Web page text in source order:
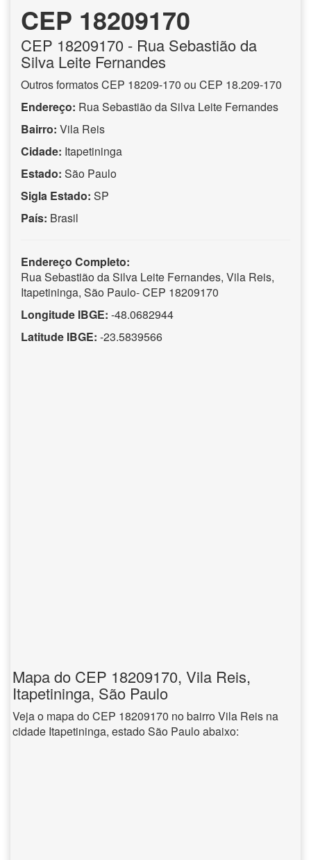
CEP 18209170
CEP 18209170 - Rua Sebastião da
Silva Leite Fernandes
Outros formatos CEP 18209-170 ou CEP 18.209-170
Endereço: Rua Sebastião da Silva Leite Fernandes
Bairro: Vila Reis
Cidade: Itapetininga
Estado: São Paulo
Sigla Estado: SP
País: Brasil
Endereço Completo:
Rua Sebastião da Silva Leite Fernandes, Vila Reis,
Itapetininga, São Paulo- CEP 18209170
Longitude IBGE: -48.0682944
Latitude IBGE: -23.5839566
Mapa do CEP 18209170, Vila Reis,
Itapetininga, São Paulo
Veja o mapa do CEP 18209170 no bairro Vila Reis na
cidade Itapetininga, estado São Paulo abaixo: